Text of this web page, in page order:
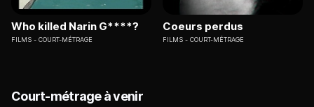
Who killed Narin G****?
FILMS COURT-MÉTRAGE
Coeurs perdus
FILMS COURT-MÉTRAGE
Court-métrage à venir